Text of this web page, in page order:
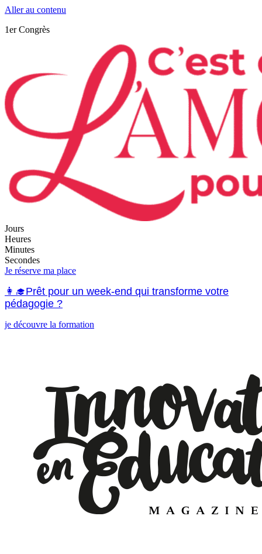
Aller au contenu
1er Congrès
Jours
Heures
Minutes
Secondes
Je réserve ma place
👩‍🎓Prêt pour un week-end qui transforme votre
pédagogie ?
je découvre la formation